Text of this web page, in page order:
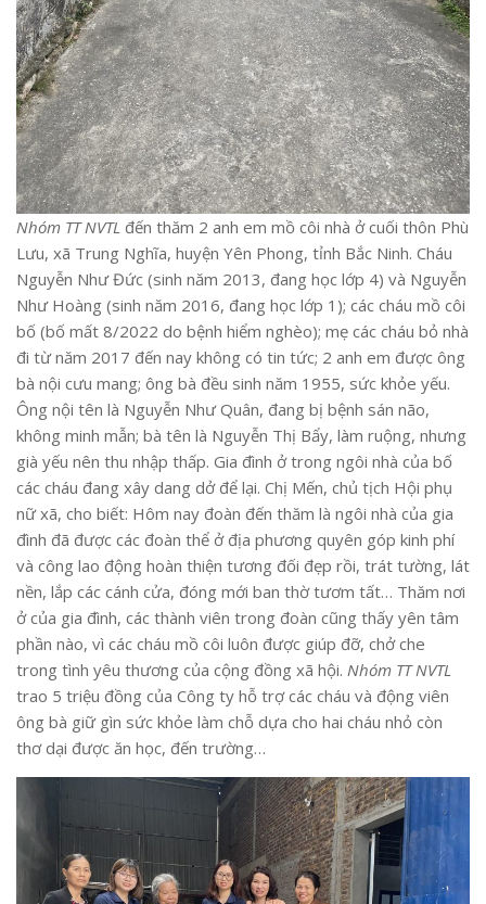
Nhóm TT NVTL đến thăm 2 anh em mồ côi nhà ở cuối thôn Phù
Lưu, xã Trung Nghĩa, huyện Yên Phong, tỉnh Bắc Ninh. Cháu
Nguyễn Như Đức (sinh năm 2013, đang học lớp 4) và Nguyễn
Như Hoàng (sinh năm 2016, đang học lớp 1); các cháu mồ côi
bố (bố mất 8/2022 do bệnh hiểm nghèo); mẹ các cháu bỏ nhà
đi từ năm 2017 đến nay không có tin tức; 2 anh em được ông
bà nội cưu mang; ông bà đều sinh năm 1955, sức khỏe yếu.
Ông nội tên là Nguyễn Như Quân, đang bị bệnh sán não,
không minh mẫn; bà tên là Nguyễn Thị Bẩy, làm ruộng, nhưng
già yếu nên thu nhập thấp. Gia đình ở trong ngôi nhà của bố
các cháu đang xây dang dở để lại. Chị Mến, chủ tịch Hội phụ
nữ xã, cho biết: Hôm nay đoàn đến thăm là ngôi nhà của gia
đình đã được các đoàn thể ở địa phương quyên góp kinh phí
và công lao động hoàn thiện tương đối đẹp rồi, trát tường, lát
nền, lắp các cánh cửa, đóng mới ban thờ tươm tất… Thăm nơi
ở của gia đình, các thành viên trong đoàn cũng thấy yên tâm
phần nào, vì các cháu mồ côi luôn được giúp đỡ, chở che
trong tình yêu thương của cộng đồng xã hội. Nhóm TT NVTL
trao 5 triệu đồng của Công ty hỗ trợ các cháu và động viên
ông bà giữ gìn sức khỏe làm chỗ dựa cho hai cháu nhỏ còn
thơ dại được ăn học, đến trường…